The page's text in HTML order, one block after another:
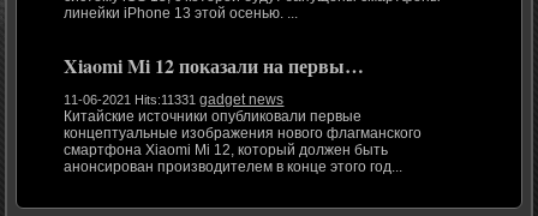
линейки iPhone 13 этой осенью. ...
Xiaomi Mi 12 показали на первы…
11-06-2021 Hits:11331gadget news
Китайские источники опубликовали первые
концептуальные изображения нового флагманского
смартфона Xiaomi Mi 12, который должен быть
анонсирован производителем в конце этого год...